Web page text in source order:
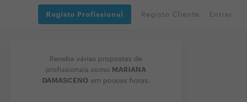
Registo Profissional Registo Cliente Entrar
Receba várias propostas de
profissionais como MARIANA
DAMASCENO em poucas horas.